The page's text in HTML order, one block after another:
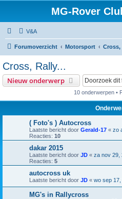
MG-Rover
V&A
Forumoverzicht Motorsport Cross,
Cross, Rally...
Nieuw onderwerp
10 onderwerpen •
( Foto's ) Autocross
Laatste bericht door Gerald-17 « zo
Reacties: 10
dakar 2015
Laatste bericht door JD « za nov 29,
Reacties: 5
autocross uk
Laatste bericht door JD « wo sep
MG's in Rallycross